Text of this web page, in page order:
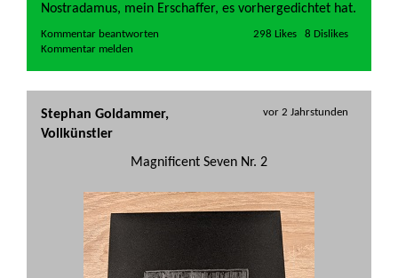
Nostradamus, mein Erschaffer, es vorhergedichtet hat.
Kommentar beantworten
298 Likes   8 Dislikes
Stephan Goldammer,
Vollkünstler
vor 2 Jahrstunden
Magnificent Seven Nr. 2